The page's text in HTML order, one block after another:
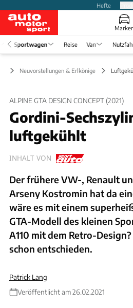
Hefte
Sportwagen Reise Van
Neuvorstellungen & Erlkönige
ALPINE GTA DESIGN CONCEPT (2021)
Gordini-
luftgekühlt
INHALT VON
Der frühere VW-, Renault
Arseny Kostromin hat da
wäre es mit einem
GTA-Modell des kleinen
A110 mit dem Retro-
schon entschieden.
Patrick Lang
Veröffentlicht am 26.02.2021